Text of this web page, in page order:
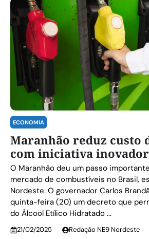
ECONOMIA
Maranhão reduz custo
com iniciativa
O Maranhão deu um passo
mercado de combustíveis no Brasil,
Nordeste. O governador Carlos
quinta-feira (20) um decreto que
do Álcool Etílico Hidratado ...
21/02/2025 Redação NE9 Nordeste